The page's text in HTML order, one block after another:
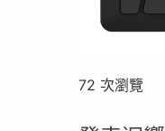
72 次瀏覽